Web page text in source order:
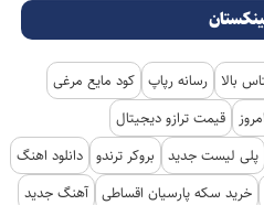
بالا رسانه رپاپ کود مایع مرغی
قیمت ترازو دیجیتال
پلی لیست جدید بروکر ترندو دانلود اهنگ
خرید سکه پارسیان اقساطی آهنگ جدید